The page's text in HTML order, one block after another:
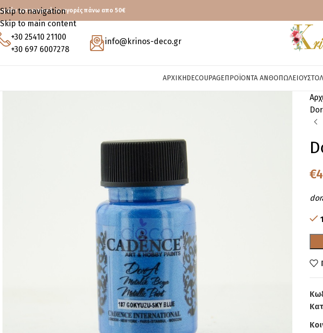
Skip to navigation
Skip to main content
μεταφορικά με αγορές πάνω απο 50€
+30 25410 21100
+30 697 6007278
info@krinos-deco.gr
ΑΡΧΙΚΉDECOUPAGEΠΡΟΪΌΝΤΑ ΑΝΘΟΠΩΛΕΊΟΥ
€